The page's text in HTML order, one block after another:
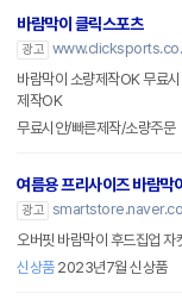
바람막이 클릭스포츠
광고
바람막이 소량제작OK 무료
제작OK
무료시안/빠른제작/소량주문
여름용 프리사이즈 바람막이
광고
신상품2023년7월 신상품